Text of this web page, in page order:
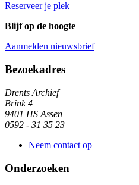
Reserveer je plek
Blijf op de hoogte
Aanmelden nieuwsbrief
Algemene informatie
Bezoekadres
Drents Archief
Brink 4
9401 HS Assen
0592 - 31 35 23
Neem contact op
Onderzoeken